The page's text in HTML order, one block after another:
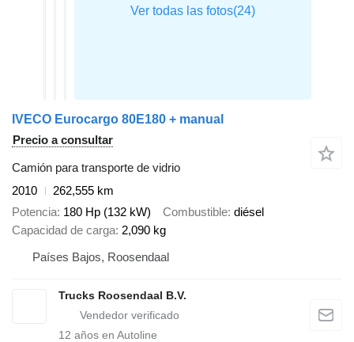
IVECO Eurocargo 80E180 + manual
Precio a consultar
Camión para transporte de vidrio
2010
262,555 km
Potencia 180 Hp (132 kW) Combustible diésel
Capacidad de carga 2,090 kg
Países Bajos, Roosendaal
Trucks Roosendaal B.V.
12 años en Autoline